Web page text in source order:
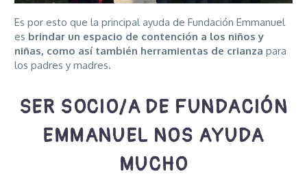
Es por esto que la principal ayuda de Fundación Emmanuel
es brindar un espacio de contención a los niños y
niñas, como así también herramientas de crianza para
los padres y madres.
SER SOCIO/A DE FUNDACIÓN
EMMANUEL NOS AYUDA
MUCHO